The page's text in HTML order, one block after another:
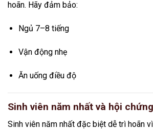
hoãn. Hãy đảm bảo:
Ngủ 7–8 tiếng
Vận động nhẹ
Ăn uống điều độ
Sinh viên năm nhất và hội
Sinh viên năm nhất đặc biệt dễ trì hoãn